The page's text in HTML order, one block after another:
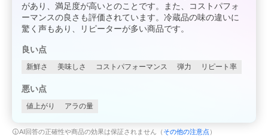
があり、満足度が高いとのことです。また、コストパフォ
ーマンスの良さも評価されています。冷蔵品の味の違いに
驚く声もあり、リピーターが多い商品です。
良い点
新鮮さ 美味しさ コストパフォーマンス 弾力 リピート率
悪い点
値上がり アラの量
AI回答の正確性や商品の効果は保証されません（ その他の注意点 ）